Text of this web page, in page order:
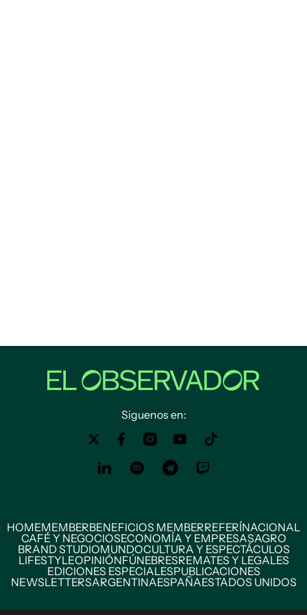
Siguenos en:
HOMEMEMBERBENEFICIOS MEMBERREFERÍNACIONAL
CAFÉ Y NEGOCIOSECONOMÍA Y EMPRESASAGRO
BRAND STUDIOMUNDOCULTURA Y ESPECTÁCULOS
LIFESTYLEOPINIÓNFÚNEBRESREMATES Y LEGALES
EDICIONES ESPECIALESPUBLICACIONES
NEWSLETTERSARGENTINAESPAÑAESTADOS UNIDOS